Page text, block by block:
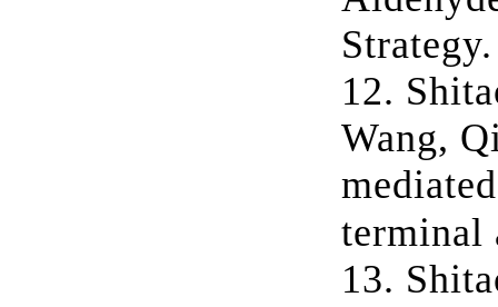
Strategy.
12.
Wang,
terminal
13.